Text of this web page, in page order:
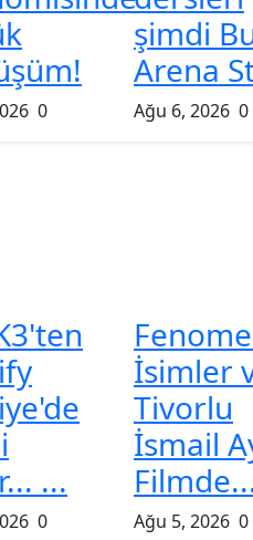
0
şimdi
Arena
Ağu 6, 2026 0
...
0
İsimler
Tivorlu
İsmail
Ağu 5, 2026 0